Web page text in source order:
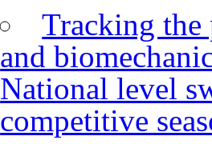
Tracking the
and
National level
competitive